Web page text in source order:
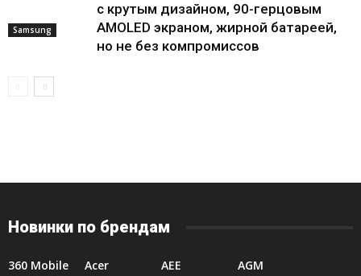
Samsung
с крутым дизайном, 90-герцовым
AMOLED экраном, жирной батареей,
но не без компромиссов
Новинки по брендам
360 Mobile Acer AEE
AGM